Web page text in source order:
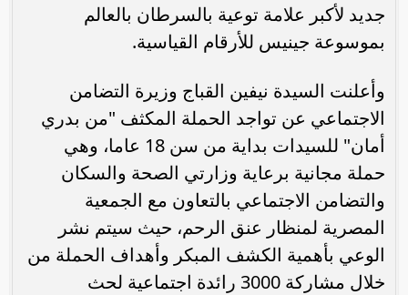
جديد لأكبر علامة توعية بالسرطان بالعالم
بموسوعة جينيس للأرقام القياسية.
وأعلنت السيدة نيفين القباج وزيرة التضامن
الاجتماعي عن تواجد الحملة المكثف "من بدري
أمان" للسيدات بداية من سن 18 عاما، وهي
حملة مجانية برعاية وزارتي الصحة والسكان
والتضامن الاجتماعي بالتعاون مع الجمعية
المصرية لمنظار عنق الرحم، حيث سيتم نشر
الوعي بأهمية الكشف المبكر وأهداف الحملة من
خلال مشاركة 3000 رائدة اجتماعية لحث